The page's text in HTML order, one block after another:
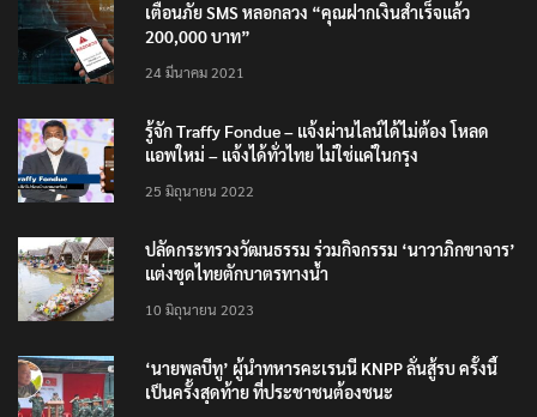
เตือนภัย SMS หลอกลวง “คุณฝากเงินสำเร็จแล้ว
200,000 บาท”
24 มีนาคม 2021
รู้จัก Traffy Fondue – แจ้งผ่านไลน์ได้ไม่ต้อง โหลด
แอพใหม่ – แจ้งได้ทั่วไทย ไม่ใช่แค่ในกรุง
25 มิถุนายน 2022
ปลัดกระทรวงวัฒนธรรม ร่วมกิจกรรม ‘นาวาภิกขาจาร’
แต่งชุดไทยตักบาตรทางน้ำ
10 มิถุนายน 2023
‘นายพลบีทู’ ผู้นำทหารคะเรนนี KNPP ลั่นสู้รบ ครั้งนี้
เป็นครั้งสุดท้าย ที่ประชาชนต้องชนะ